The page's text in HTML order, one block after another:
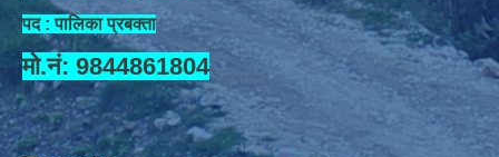
पद : पालिका प्रबक्ता
मो.नं: 9844861804